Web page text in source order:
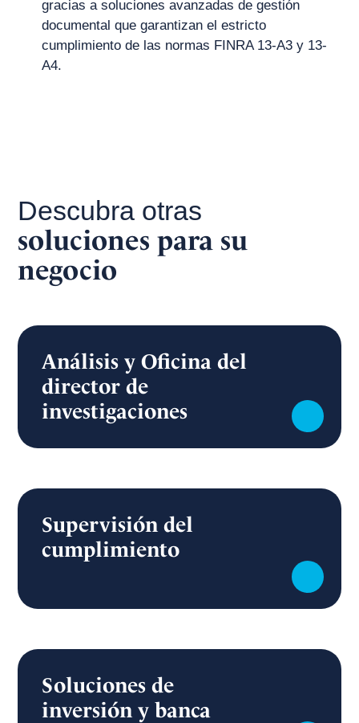
gracias a soluciones avanzadas de gestión
documental que garantizan el estricto
cumplimiento de las normas FINRA 13-A3 y 13-
A4.
Descubra otras
soluciones para su
negocio
Análisis y Oficina del
director de
investigaciones
Supervisión del
cumplimiento
Soluciones de
inversión y banca